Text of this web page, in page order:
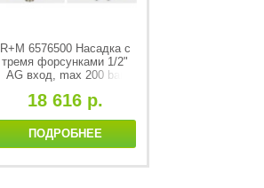
R+M 6576500 Насадка с
тремя форсунками 1/2"
AG вход, max 200 bar
18 616 р.
ПОДРОБНЕЕ